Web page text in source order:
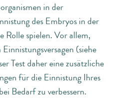
in der
des Embryos in der
Rolle spielen. Vor allem,
(siehe
Test daher eine zusätzliche
für die Einnistung Ihres
Bedarf zu verbessern.